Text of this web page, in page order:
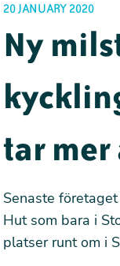
20 JANUARY 2020
Ny
tar mer
Senaste
Hut som bara i
platser runt om i